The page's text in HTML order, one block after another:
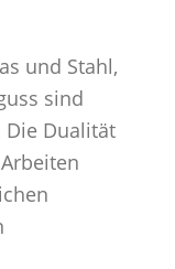
und Stahl,
sind
Dualität